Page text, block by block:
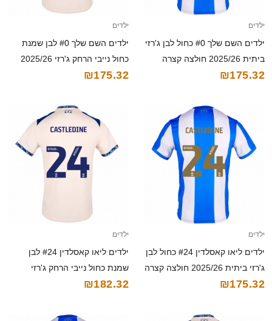
ילדים
ילדים השם שלך #0 כחול לבן ג'רזי
ביתית 2025/26 חולצה קצרה
₪175.32
ילדים
ילדים השם שלך #0 לבן שמנת
כחול נייבי הרחק ג'רזי 2025/26
חולצה קצרה
₪175.32
ילדים
ילדים ליאו קאסלדין #24 כחול לבן
ג'רזי ביתית 2025/26 חולצה קצרה
₪175.32
ילדים
ילדים ליאו קאסלדין #24 לבן
שמנת כחול נייבי הרחק ג'רזי
2025/26 חולצה קצרה
₪182.32